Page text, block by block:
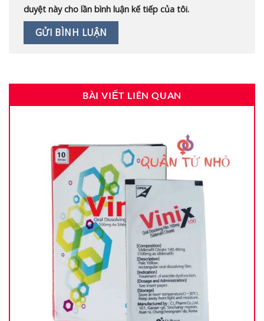
duyệt này cho lần bình luận kế tiếp của tôi.
BÀI VIẾT LIÊN QUAN